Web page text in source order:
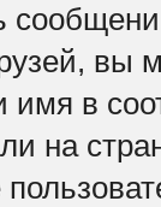
вы
имя в
на